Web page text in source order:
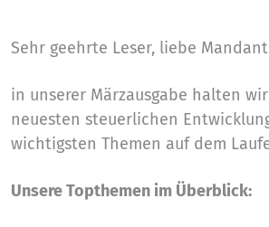
Sehr geehrte Leser, liebe
in unserer Märzausgabe halten
neuesten steuerlichen
wichtigsten Themen auf dem
Unsere Topthemen im Überblick: